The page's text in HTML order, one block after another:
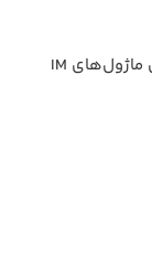
: کابل رابط (Interface Cable) برای ماژول‌های IM